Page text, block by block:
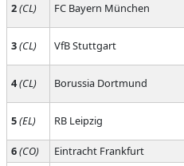
2(CL) FC Bayern München
3(CL) VfB Stuttgart
4(CL) Borussia Dortmund
5(EL) RB Leipzig
6(CO) Eintracht Frankfurt